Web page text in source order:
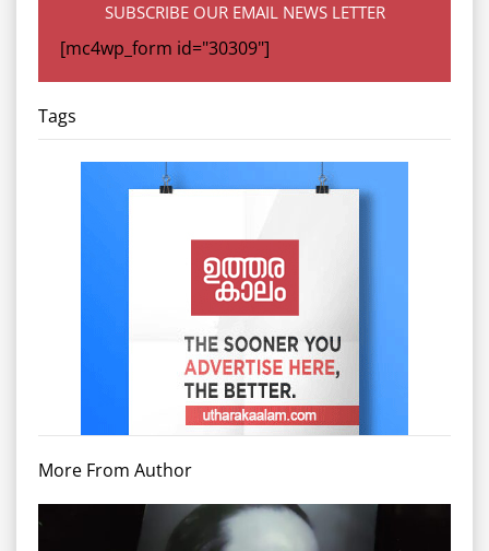
SUBSCRIBE OUR EMAIL NEWS LETTER
[mc4wp_form id="30309"]
Tags
More From Author